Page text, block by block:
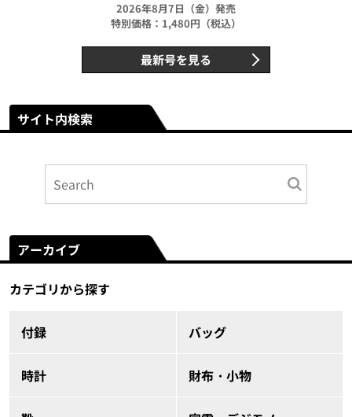
2026年8月7日（金）発売
特別価格：1,480円（税込）
最新号を見る
サイト内検索
アーカイブ
カテゴリから探す
付録 バッグ
時計 財布・小物